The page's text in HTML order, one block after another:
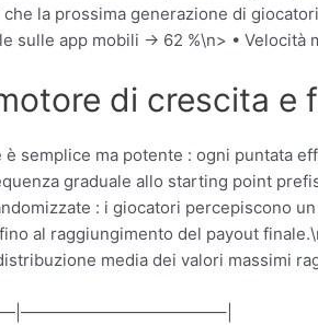
la prossima generazione di
sulle app mobili → 62 %\n> •
di crescita e
semplice ma potente : ogni puntata
graduale allo starting point
: i giocatori percepiscono
al raggiungimento del payout
media dei valori massimi